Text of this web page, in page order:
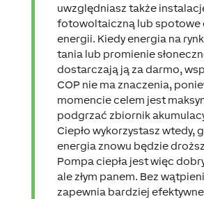
uwzględniasz także
fotowoltaiczną lub spotowe
energii. Kiedy energia na
tania lub promienie
dostarczają ją za darmo,
COP nie ma znaczenia,
momencie celem jest
podgrzać zbiornik
Ciepło wykorzystasz wtedy,
energia znowu będzie
Pompa ciepła jest więc
ale złym panem. Bez
zapewnia bardziej efektywne